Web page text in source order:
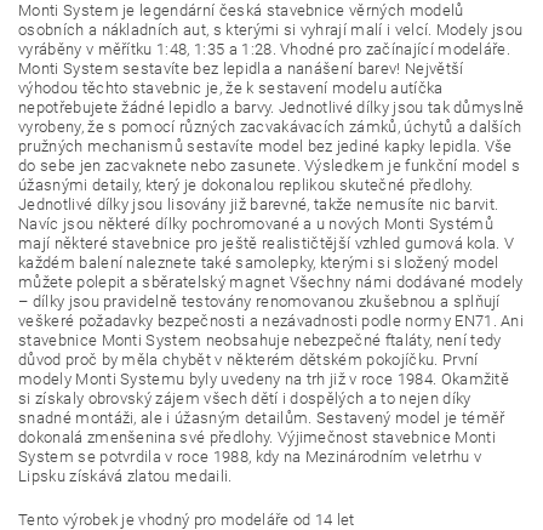
Monti System je legendární česká stavebnice věrných modelů
osobních a nákladních aut, s kterými si vyhrají malí i velcí. Modely jsou
vyráběny v měřítku 1:48, 1:35 a 1:28. Vhodné pro začínající modeláře.
Monti System sestavíte bez lepidla a nanášení barev! Největší
výhodou těchto stavebnic je, že k sestavení modelu autíčka
nepotřebujete žádné lepidlo a barvy. Jednotlivé dílky jsou tak důmyslně
vyrobeny, že s pomocí různých zacvakávacích zámků, úchytů a dalších
pružných mechanismů sestavíte model bez jediné kapky lepidla. Vše
do sebe jen zacvaknete nebo zasunete. Výsledkem je funkční model s
úžasnými detaily, který je dokonalou replikou skutečné předlohy.
Jednotlivé dílky jsou lisovány již barevné, takže nemusíte nic barvit.
Navíc jsou některé dílky pochromované a u nových Monti Systémů
mají některé stavebnice pro ještě realističtější vzhled gumová kola. V
každém balení naleznete také samolepky, kterými si složený model
můžete polepit a sběratelský magnet Všechny námi dodávané modely
– dílky jsou pravidelně testovány renomovanou zkušebnou a splňují
veškeré požadavky bezpečnosti a nezávadnosti podle normy EN71. Ani
stavebnice Monti System neobsahuje nebezpečné ftaláty, není tedy
důvod proč by měla chybět v některém dětském pokojíčku. První
modely Monti Systemu byly uvedeny na trh již v roce 1984. Okamžitě
si získaly obrovský zájem všech dětí i dospělých a to nejen díky
snadné montáži, ale i úžasným detailům. Sestavený model je téměř
dokonalá zmenšenina své předlohy. Výjimečnost stavebnice Monti
System se potvrdila v roce 1988, kdy na Mezinárodním veletrhu v
Lipsku získává zlatou medaili.
Tento výrobek je vhodný pro modeláře od 14 let